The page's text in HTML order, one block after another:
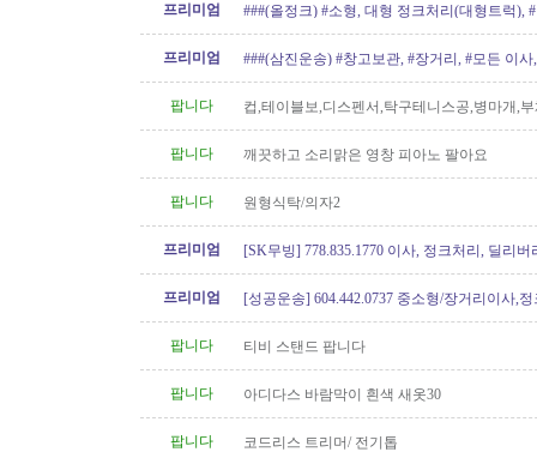
프리미엄
###(올정크) #소형, 대형 정크처리(대형트럭),
프리미엄
###(삼진운송) #창고보관, #장거리, #모든 이사
팝니다
컵,테이블보,디스펜서,탁구테니스공,병마개,
팝니다
깨끗하고 소리맑은 영창 피아노 팔아요
팝니다 원형식탁/의자2
프리미엄 [SK무빙] 778.835.1770 이사, 정크처리, 딜리버
프리미엄
[성공운송] 604.442.0737 중소형/장거리이사,
팝니다
티비 스탠드 팝니다
팝니다 아디다스 바람막이 흰색 새옷30
팝니다 코드리스 트리머/ 전기톱